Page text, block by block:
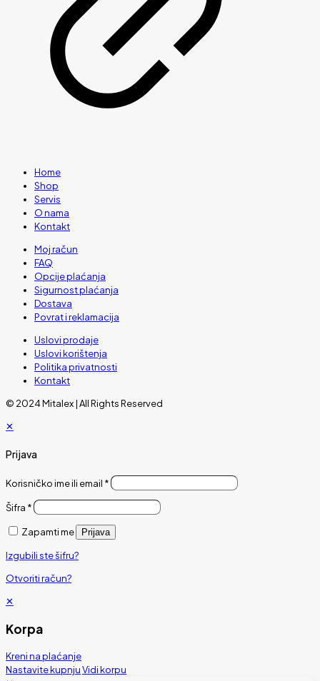
Home
Shop
Servis
O nama
Kontakt
Moj račun
FAQ
Opcije plaćanja
Sigurnost plaćanja
Dostava
Povrat i reklamacija
Uslovi prodaje
Uslovi korištenja
Politika privatnosti
Kontakt
© 2024 Mitalex | All Rights Reserved
✕
Prijava
Korisničko ime ili email *
Šifra *
Zapamti me Prijava
Izgubili ste šifru?
Otvoriti račun?
✕
Korpa
Kreni na plaćanje
Nastavite kupnjuVidi korpu